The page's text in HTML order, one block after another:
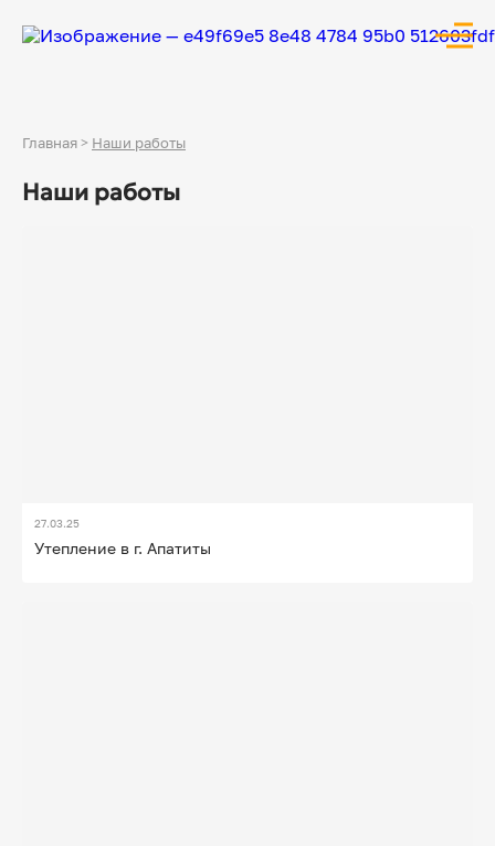
Главная> Наши работы
Наши работы
27.03.25
Утепление в г. Апатиты